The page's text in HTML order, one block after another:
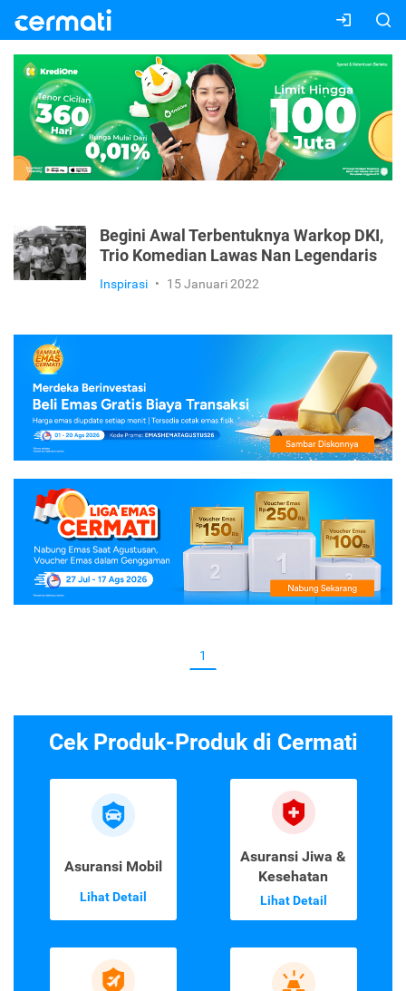
Begini Awal Terbentuknya Warkop DKI,
Trio Komedian Lawas Nan Legendaris
Inspirasi • 15 Januari 2022
1
Cek Produk-Produk di Cermati
Asuransi Mobil
Lihat Detail
Asuransi Jiwa &
Kesehatan
Lihat Detail